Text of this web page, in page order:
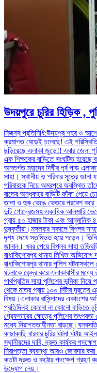
উদয়পুরে চুরির হিড়িক ,
নিজস্ব প্রতিনিধি:উদয়পুর শহর ও
ক্রমাগত বেড়েই চলেছে! এই
ছড়িয়েছে এলাকা জুড়ে!! এবার জেলা
এক শিক্ষকের বাড়িতে সংঘটিত
অন্তর্গত মহাদেব দিঘীর পূর্ব পাড়
সাহা। স্থানীয় ও পরিবার সূত্রে জানা
পরিবারকে নিয়ে অমরপুরে অবস্থিত
রাতের অন্ধকারে বাড়িটি ফাঁকা পেয়ে
তালা ও হুক ভেঙে ভেতরে প্রবেশ
দুটি গোদ্রেজসহ একাধিক আলমারি
প্রায় ৫০ হাজার টাকা এবং আনুমানিক
দুষ্কৃতীরা।মঙ্গলবার সকালে বিপ্লব
দৃশ্য দেখে স্তম্ভিত হয়ে পড়েন। তিনি
জানান। খবর পেয়ে বিপ্লব সাহা
রাধাকিশোরপুর থানায় লিখিত
রাধাকিশোরপুর থানার পুলিশ
ঘটনাকে কেন্দ্র করে এলাকাবাসীর
পার্থপ্রতিম সাহা পুলিশের ভূমিকা
থেকে মাত্র প্রায় ১০০ মিটার দূরত্বে
বিষয়।এলাকার বাসিন্দাদের একাংশের
প্রতিদিনই কোনো না কোনো বাড়িতে
গ্রেফতারের ক্ষেত্রে পুলিশের
মধ্যে নিরাপত্তাহীনতা
কাছাকাছি বারবার চুরির ঘটনা ঘটায়
স্থানীয়দের দাবি, দ্রুত কার্যকর
নিরাপত্তা ব্যবস্থা আরও জোরদার
কতটা দ্রুত ও কঠোর পদক্ষেপ গ্রহণ
উদ্যোগ নেয়।